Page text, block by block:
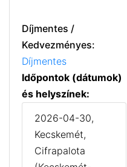
Díjmentes /
Kedvezményes:
Díjmentes
Időpontok (dátumok)
és helyszínek:
2026-04-30,
Kecskemét,
Cifrapalota